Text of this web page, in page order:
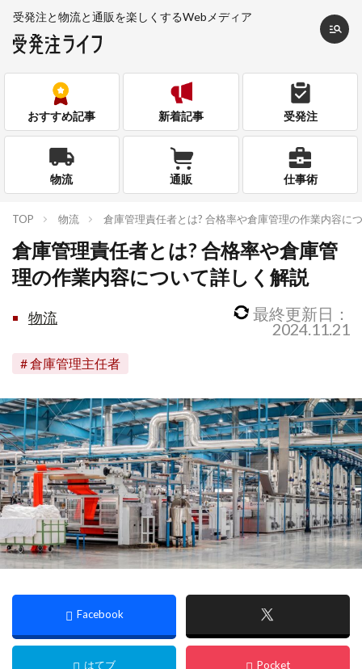
受発注と物流と通販を楽しくするWebメディア
おすすめ記事 新着記事 受発注
物流 通販 仕事術
TOP 物流 倉庫管理責任者とは? 合格率や倉庫管理の作業内容に
倉庫管理責任者とは? 合格率や倉庫管
理の作業内容について詳しく解説
物流 最終更新日：
2024.11.21
倉庫管理主任者